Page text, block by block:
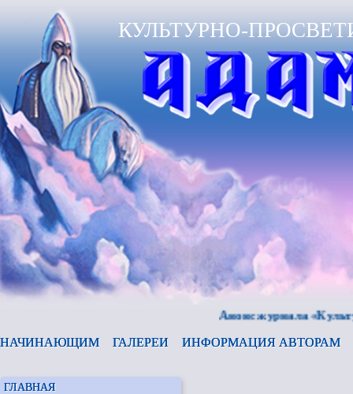
КУЛЬТУРНО-
Анонс журнала «Культура и
НАЧИНАЮЩИМ ГАЛЕРЕИ ИНФОРМАЦИЯ АВТОРАМ
ГЛАВНАЯ